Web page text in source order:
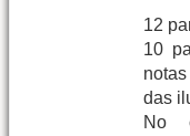
12
10
das
No